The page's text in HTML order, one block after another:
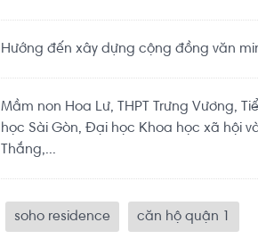
Hướng đến xây dựng cộng đồng văn
Mầm non Hoa Lư, THPT Trưng Vương,
học Sài Gòn, Đại học Khoa học xã hội
Thắng,...
soho residence căn hộ quận 1